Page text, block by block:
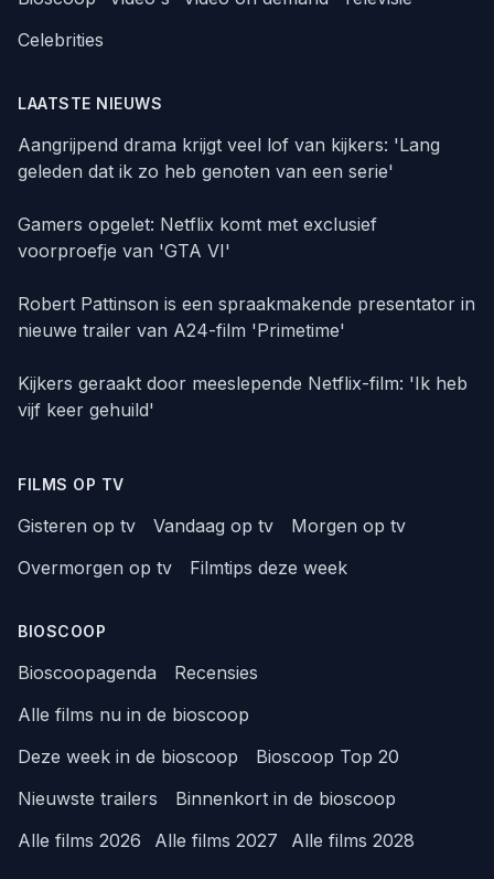
Celebrities
LAATSTE NIEUWS
Aangrijpend drama krijgt veel lof van kijkers: 'Lang
geleden dat ik zo heb genoten van een serie'
Gamers opgelet: Netflix komt met exclusief
voorproefje van 'GTA VI'
Robert Pattinson is een spraakmakende presentator in
nieuwe trailer van A24-film 'Primetime'
Kijkers geraakt door meeslepende Netflix-film: 'Ik heb
vijf keer gehuild'
FILMS OP TV
Gisteren op tv Vandaag op tv
Morgen op tv
Overmorgen op tv
Filmtips deze week
BIOSCOOP
Bioscoopagenda
Recensies
Alle films nu in de bioscoop
Deze week in de bioscoop
Bioscoop Top 20
Nieuwste trailers
Binnenkort in de bioscoop
Alle films 2026
Alle films 2027 Alle films 2028